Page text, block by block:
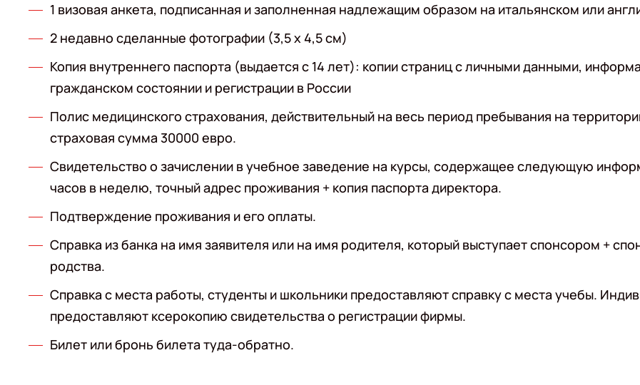
1 визовая анкета, подписанная и заполненная надлежащим образом на итальянском или
2 недавно сделанные фотографии (3,5 x 4,5 см)
Копия внутреннего паспорта (выдается с 14 лет): копии страниц с личными данными,
гражданском состоянии и регистрации в России
Полис медицинского страхования, действительный на весь период пребывания на
страховая сумма 30000 евро.
Свидетельство о зачислении в учебное заведение на курсы, содержащее следующую
часов в неделю, точный адрес проживания + копия паспорта директора.
Подтверждение проживания и его оплаты.
Справка из банка на имя заявителя или на имя родителя, который выступает спонсором +
родства.
Справка с места работы, студенты и школьники предоставляют справку с места учебы.
предоставляют ксерокопию свидетельства о регистрации фирмы.
Билет или бронь билета туда-обратно.